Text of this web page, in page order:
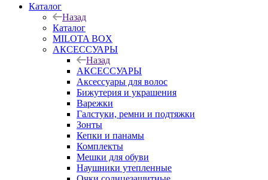
Каталог
Назад
Каталог
MILOTA BOX
АКСЕССУАРЫ
Назад
АКСЕССУАРЫ
Аксессуары для волос
Бижутерия и украшения
Варежки
Галстуки, ремни и подтяжки
Зонты
Кепки и панамы
Комплекты
Мешки для обуви
Наушники утепленные